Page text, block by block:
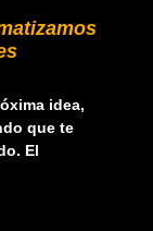
idea,
que te
El